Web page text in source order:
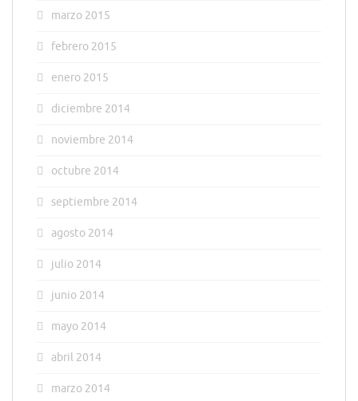
marzo 2015
febrero 2015
enero 2015
diciembre 2014
noviembre 2014
octubre 2014
septiembre 2014
agosto 2014
julio 2014
junio 2014
mayo 2014
abril 2014
marzo 2014